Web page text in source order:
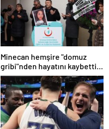
Minecan hemşire "domuz
gribi"nden hayatını kaybetti –
Haberler | Sağlık Haberleri